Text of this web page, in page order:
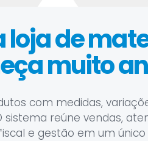
loja de
muito
com medidas,
reúne vendas,
e gestão em um único